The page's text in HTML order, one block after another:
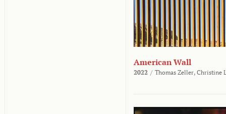
American Wall
2022 / Thomas Zeller, Christine